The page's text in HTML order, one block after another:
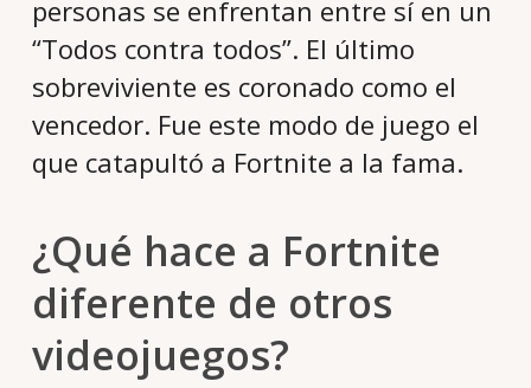
personas se enfrentan entre sí en un
“Todos contra todos”. El último
sobreviviente es coronado como el
vencedor. Fue este modo de juego el
que catapultó a Fortnite a la fama.
¿Qué hace a Fortnite
diferente de otros
videojuegos?